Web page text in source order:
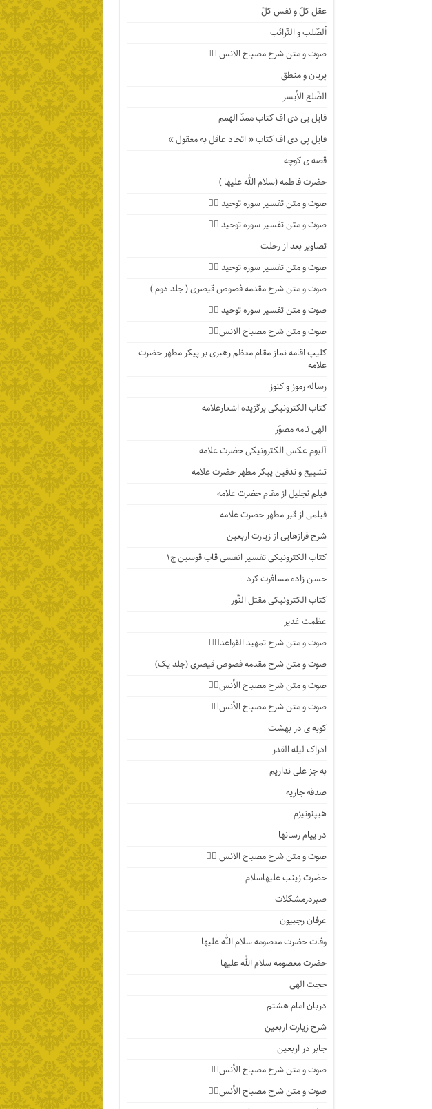
عقل کلّ و نفس کلّ
ألصّلب و التّرائب
صوت و متن شرح مصباح الانس ۹️⃣
پریان و منطق
الضّلع الأیسر
فایل پی دی اف کتاب ممدّ الهمم
فایل پی دی اف کتاب « اتحاد عاقل به معقول »
قصه ی کوچه
حضرت فاطمه (سلام الله علیها )
صوت و متن تفسیر سوره توحید ۴️⃣
صوت و متن تفسیر سوره توحید ۳️⃣
تصاویر بعد از رحلت
صوت و متن تفسیر سوره توحید ۲️⃣
صوت و متن شرح مقدمه فصوص قیصری ( جلد دوم )
صوت و متن تفسیر سوره توحید ۱️⃣
صوت و متن شرح مصباح الانس۸⃣
کلیپ اقامه نماز مقام معظم رهبری بر پیکر مطهر حضرت
علامه
رساله رموز و کنوز
کتاب الکترونیکی برگزیده اشعارعلامه
الهی نامه مصوّر
آلبوم عکس الکترونیکی حضرت علامه
تشییع و تدفین پیکر مطهر حضرت علامه
فیلم تجلیل از مقام حضرت علامه
فیلمی از قبر مطهر حضرت علامه
شرح فرازهایی از زیارت اربعین
کتاب الکترونیکی تفسیر انفسی قاب قوسین ج۱
حسن زاده مسافرت کرد
کتاب الکترونیکی مقتل النّور
عظمت غدیر
صوت و متن شرح تمهید القواعد۱️⃣
صوت و متن شرح مقدمه فصوص قیصری (جلد یک)
صوت و متن شرح مصباح الأنس۷️⃣
صوت و متن شرح مصباح الأنس۶️⃣
کوبه ی در بهشت
ادراک لیله القدر
به جز علی نداریم
صدقه جاریه
هیپنوتیزم
در پیام رسانها
صوت و متن شرح مصباح الانس ۵️⃣
حضرت زینب علیهاسلام
صبردرمشکلات
عرفان رجبیون
وفات حضرت معصومه سلام الله علیها
حضرت معصومه سلام الله علیها
حجت الهی
دربان امام هشتم
شرح زیارت اربعین
جابر در اربعین
صوت و متن شرح مصباح الأنس۴️⃣
صوت و متن شرح مصباح الأنس۳️⃣